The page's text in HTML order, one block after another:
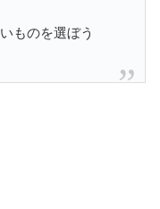
ものを選ぼう